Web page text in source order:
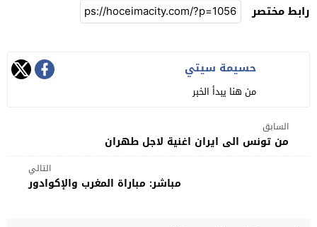
رابط مختصر
حسيمة سيتي
من هنا يبدأ الخبر
السابق
من تونس الى ايران اغنية لاجل طهران
التالي
مباشر: مباراة المغرب والإكوادور